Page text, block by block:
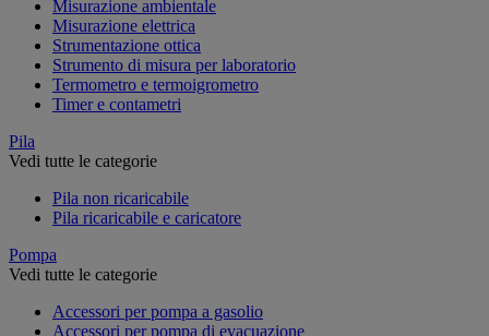
Misurazione ambientale
Misurazione elettrica
Strumentazione ottica
Strumento di misura per laboratorio
Termometro e termoigrometro
Timer e contametri
Pila
Vedi tutte le categorie
Pila non ricaricabile
Pila ricaricabile e caricatore
Pompa
Vedi tutte le categorie
Accessori per pompa a gasolio
Accessori per pompa di evacuazione